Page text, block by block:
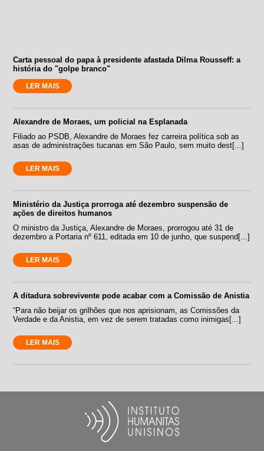
Carta pessoal do papa à presidente afastada Dilma Rousseff: a
história do "golpe branco"
LER MAIS
Alexandre de Moraes, um policial na Esplanada
Filiado ao PSDB, Alexandre de Moraes fez carreira política sob as
asas de administrações tucanas em São Paulo, sem muito dest[...]
LER MAIS
Ministério da Justiça prorroga até dezembro suspensão de
ações de direitos humanos
O ministro da Justiça, Alexandre de Moraes, prorrogou até 31 de
dezembro a Portaria nº 611, editada em 10 de junho, que suspend[...]
LER MAIS
A ditadura sobrevivente pode acabar com a Comissão de Anistia
“Para não beijar os grilhões que nos aprisionam, as Comissões da
Verdade e da Anistia, em vez de serem tratadas como inimigas[...]
LER MAIS